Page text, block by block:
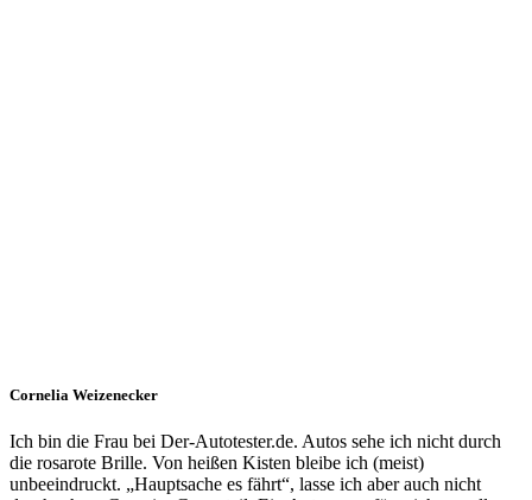
Cornelia Weizenecker
Ich bin die Frau bei Der-Autotester.de. Autos sehe ich nicht durch
die rosarote Brille. Von heißen Kisten bleibe ich (meist)
unbeeindruckt. „Hauptsache es fährt“, lasse ich aber auch nicht